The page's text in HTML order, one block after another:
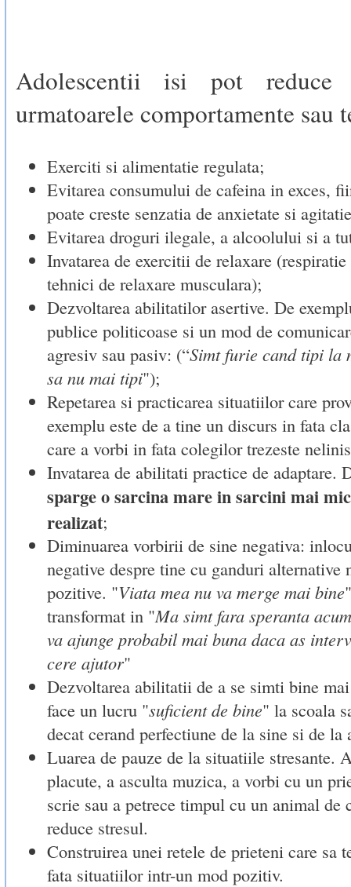
Adolescentii isi pot reduce
urmatoarele comportamente sau
Exerciti si alimentatie regulata;
Evitarea consumului de cafeina in exces,
poate creste senzatia de anxietate si
Evitarea droguri ilegale, a alcoolului si a
Invatarea de exercitii de relaxare
tehnici de relaxare musculara);
Dezvoltarea abilitatilor asertive. De
publice politicoase si un mod de
agresiv sau pasiv: (“Simt furie cand tipi la
sa nu mai tipi");
Repetarea si practicarea situatiilor care
exemplu este de a tine un discurs in fata
care a vorbi in fata colegilor trezeste
Invatarea de abilitati practice de adaptare.
sparge o sarcina mare in sarcini mai
realizat;
Diminuarea vorbirii de sine negativa:
negative despre tine cu ganduri alternative
pozitive. "Viata mea nu va merge mai bine
transformat in "Ma simt fara speranta
va ajunge probabil mai buna daca as
cere ajutor"
Dezvoltarea abilitatii de a se simti bine
face un lucru "suficient de bine" la scoala
decat cerand perfectiune de la sine si de la
Luarea de pauze de la situatiile stresante.
placute, a asculta muzica, a vorbi cu un
scrie sau a petrece timpul cu un animal de
reduce stresul.
Construirea unei retele de prieteni care sa
fata situatiilor intr-un mod pozitiv.